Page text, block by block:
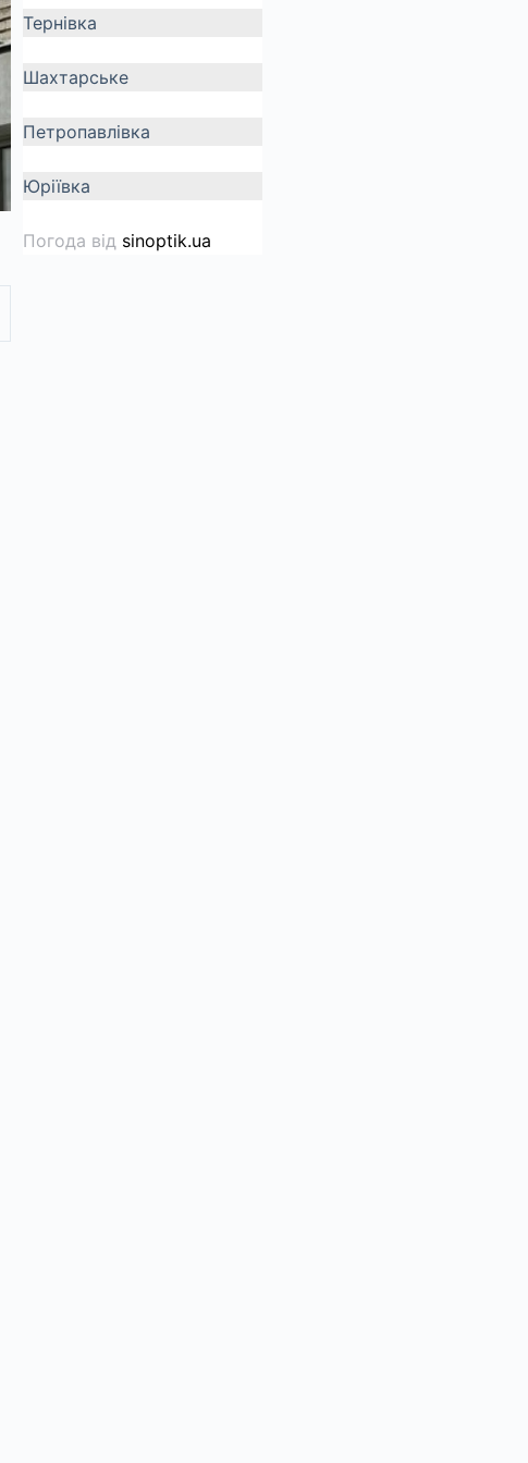
Тернівка
Шахтарське
Петропавлівка
Юріївка
Погода від sinoptik.ua